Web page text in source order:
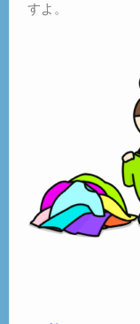
すよ。